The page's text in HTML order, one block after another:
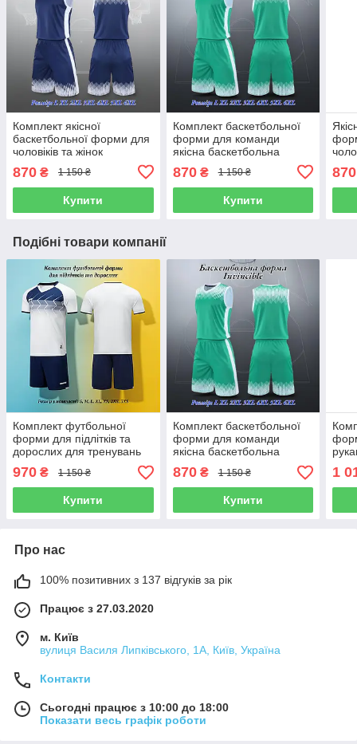
Комплект якісної
баскетбольної форми для
чоловіків та жінок
форма для баскетболу
870 ₴ 1 150 ₴
Купити
Комплект баскетбольної
форми для команди
якісна баскетбольна
форма для чоловіків жінок
підлітків
870₴ 1 150 ₴
Купити
870
Подібні товари компанії
Комплект футбольної
форми для підлітків та
дорослих для тренувань
та гри з можливістю
нанесення номерів для
команд
970 ₴ 1 150 ₴
Купити
Комплект баскетбольної
форми для команди
якісна баскетбольна
форма для чоловіків жінок
підлітків
870₴ 1 150 ₴
Купити
гри
1
Про нас
100% позитивних з 137 відгуків за рік
Працює з 27.03.2020
м. Київ
вулиця Василя Липківського, 1А, Київ, Україна
Контакти
Сьогодні працює з 10:00 до 18:00
Показати весь графік роботи